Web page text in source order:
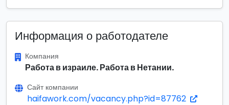
Информация о работодателе
Компания
Работа в израиле. Работа в Нетании.
Сайт компании
haifawork.com/vacancy.php?id=87762